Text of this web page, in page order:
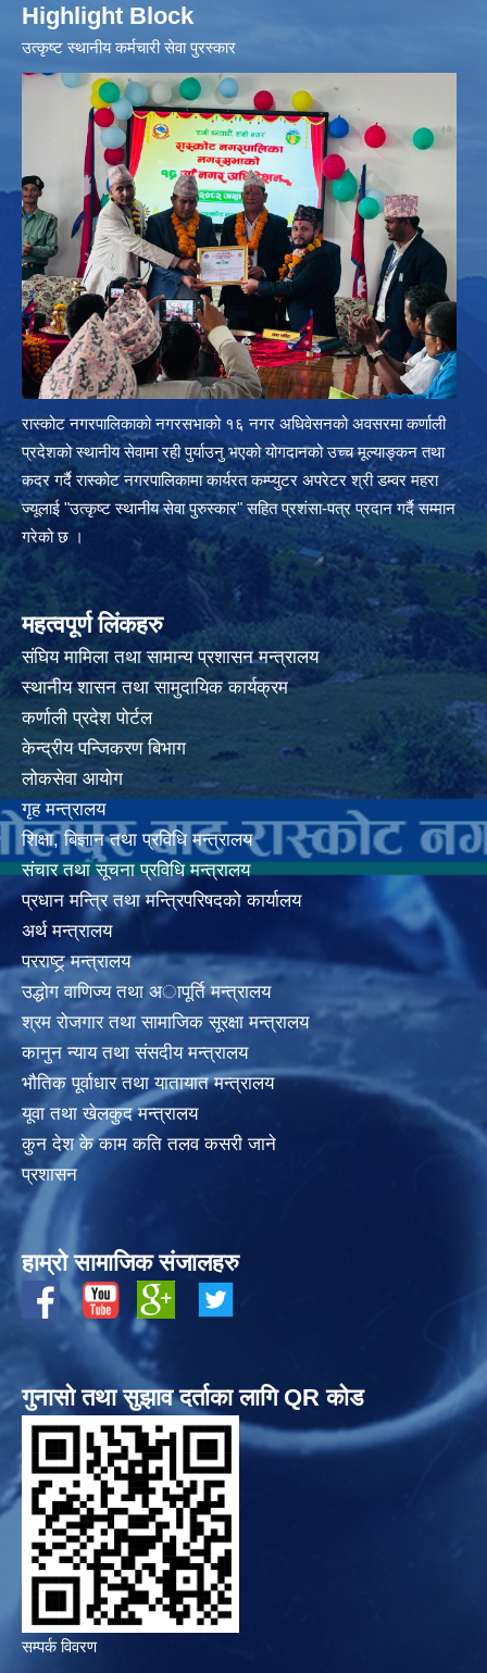
Highlight Block
उत्‍कृष्ट स्थानीय कर्मचारी सेवा पुरस्कार
रास्कोट नगरपालिकाको नगरसभाको १६ नगर अधिवेसनको अवसरमा कर्णाली
प्रदेशको स्थानीय सेवामा रही पुर्याउनु भएको योगदानको उच्च मूल्याङ्कन तथा
कदर गर्दै रास्कोट नगरपालिकामा कार्यरत कम्प्युटर अपरेटर श्री डम्वर महरा
ज्यूलाई "उत्कृष्ट स्थानीय सेवा पुरुस्कार" सहित प्रशंसा-पत्र प्रदान गर्दै सम्मान
गरेको छ ।
महत्वपूर्ण लिंकहरु
संघिय मामिला तथा सामान्य प्रशासन मन्त्रालय
स्थानीय शासन तथा सामुदायिक कार्यक्रम
कर्णाली प्रदेश पोर्टल
केन्द्रीय पन्जिकरण बिभाग
लोकसेवा आयोग
गृह मन्त्रालय
शिक्षा, बिज्ञान तथा प्रविधि मन्त्रालय
संचार तथा सूचना प्रविधि मन्त्रालय
प्रधान मन्त्रि तथा मन्त्रिपरिषदको कार्यालय
अर्थ मन्त्रालय
परराष्ट्र् मन्त्रालय
उद्धोग वाणिज्य तथा अापूर्ति मन्त्रालय
श्रम रोजगार तथा सामाजिक सूरक्षा मन्त्रालय
कानुन न्याय तथा संसदीय मन्त्रालय
भाैतिक पूर्वाधार तथा यातायात मन्त्रालय
यूवा तथा खेलकुद मन्त्रालय
कुन देश के काम कति तलव कसरी जाने
प्रशासन
हाम्रो सामाजिक संजालहरु
गुनासो तथा सुझाव दर्ताका लागि QR कोड
सम्पर्क विवरण